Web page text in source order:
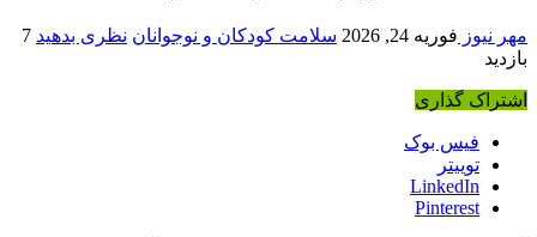
مهر نیوز فوریه 24, 2026 سلامت کودکان و نوجوانان نظری بدهید 7
بازدید
اشتراک گذاری
فیس بوک
توییتر
LinkedIn
Pinterest